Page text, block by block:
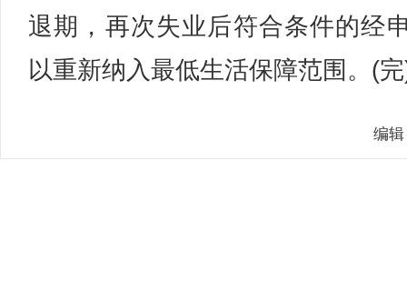
退期，再次失业后符合条件的经
以重新纳入最低生活保障范围。(
编